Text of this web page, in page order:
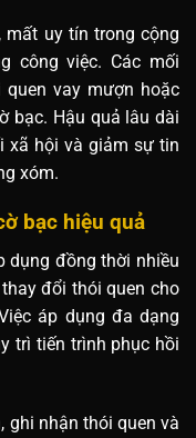
mất uy tín trong cộng
công việc. Các mối
vay mượn hoặc
bạc. Hậu quả lâu dài
xã hội và giảm sự tin
xóm.
bạc hiệu quả
dụng đồng thời nhiều
đổi thói quen cho
áp dụng đa dạng
trì tiến trình phục hồi
ghi nhận thói quen và